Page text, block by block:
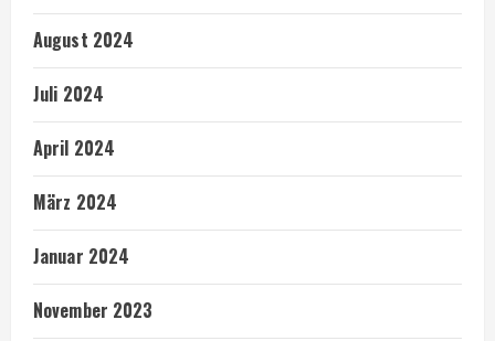
August 2024
Juli 2024
April 2024
März 2024
Januar 2024
November 2023